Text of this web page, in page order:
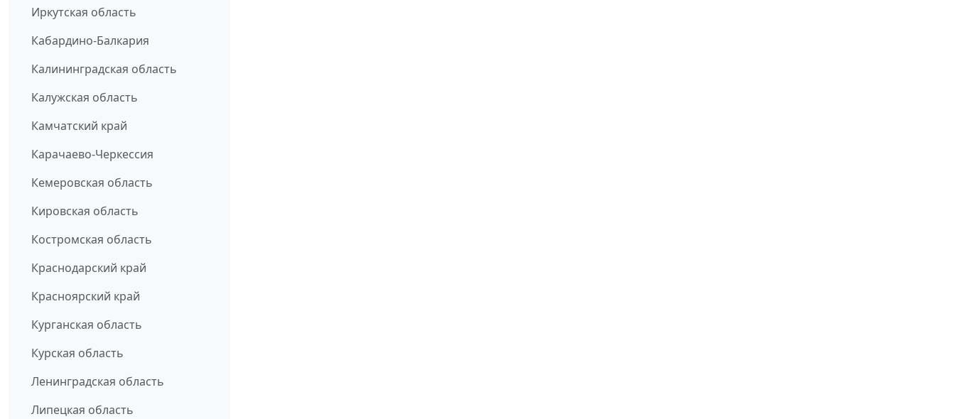
Иркутская область
Кабардино-Балкария
Калининградская область
Калужская область
Камчатский край
Карачаево-Черкессия
Кемеровская область
Кировская область
Костромская область
Краснодарский край
Красноярский край
Курганская область
Курская область
Ленинградская область
Липецкая область